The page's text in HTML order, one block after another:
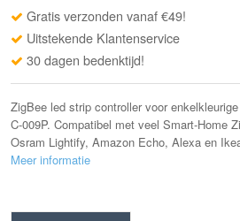
Gratis verzonden vanaf €49!
Uitstekende Klantenservice
30 dagen bedenktijd!
ZigBee led strip controller voor
C-009P. Compatibel met veel Smart-Home
Osram Lightify, Amazon Echo, Alexa en
Meer informatie